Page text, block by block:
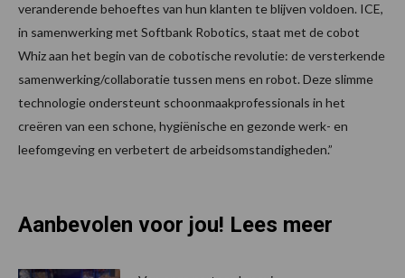
veranderende behoeftes van hun klanten te blijven voldoen. ICE,
in samenwerking met Softbank Robotics, staat met de cobot
Whiz aan het begin van de cobotische revolutie: de versterkende
samenwerking/collaboratie tussen mens en robot. Deze slimme
technologie ondersteunt schoonmaakprofessionals in het
creëren van een schone, hygiënische en gezonde werk- en
leefomgeving en verbetert de arbeidsomstandigheden.”
Aanbevolen voor jou! Lees meer